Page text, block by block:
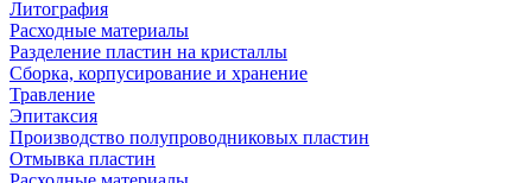
Литография
Расходные материалы
Разделение пластин на кристаллы
Сборка, корпусирование и хранение
Травление
Эпитаксия
Производство полупроводниковых пластин
Отмывка пластин